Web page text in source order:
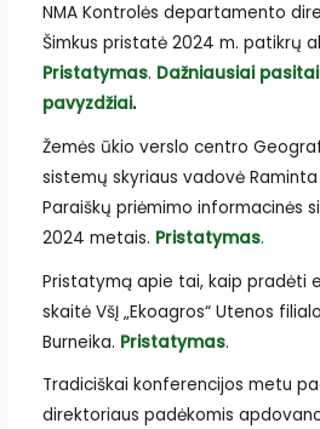
NMA Kontrolės departamento
Šimkus pristatė 2024 m. patikrų
Pristatymas. Dažniausiai
pavyzdžiai.
Žemės ūkio verslo centro
sistemų skyriaus vadovė
Paraiškų priėmimo informacinės
2024 metais. Pristatymas.
Pristatymą apie tai, kaip pradėti
skaitė VšĮ „Ekoagros“ Utenos
Burneika. Pristatymas.
Tradiciškai konferencijos metu
direktoriaus padėkomis